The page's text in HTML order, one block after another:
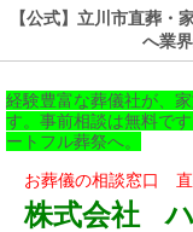
【公式】立川市直葬・
へ業
経験豊富な葬儀社が、
す。事前相談は無料で
ートフル葬祭へ。
お葬儀の相談窓口
株式会社